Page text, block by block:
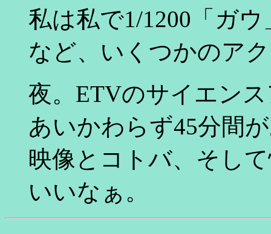
私は私で1/1200「ガウ
など、いくつかのア
夜。ETVのサイエン
あいかわらず45分間
映像とコトバ、そし
いいなぁ。